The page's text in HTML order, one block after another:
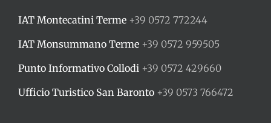
IAT Montecatini Terme +39 0572 772244
IAT Monsummano Terme +39 0572 959505
Punto Informativo Collodi +39 0572 429660
Ufficio Turistico San Baronto +39 0573 766472